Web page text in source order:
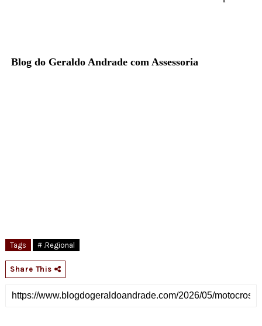
Blog do Geraldo Andrade com Assessoria
Tags # .Regional
Share This